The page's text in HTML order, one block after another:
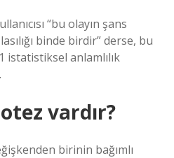
“bu olayın şans
binde birdir” derse, bu
istatistiksel anlamlılık
vardır?
birinin bağımlı